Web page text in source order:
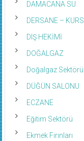
DAMACANA SU
DERSANE – KURS
DIŞ HEKİMİ
DOĞALGAZ
Doğalgaz Sektörü
DÜĞÜN SALONU
ECZANE
Eğitim Sektörü
Ekmek Fırınları